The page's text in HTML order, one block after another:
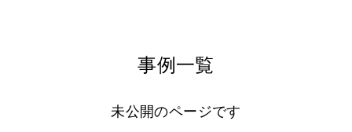
事例一覧
未公開のページです